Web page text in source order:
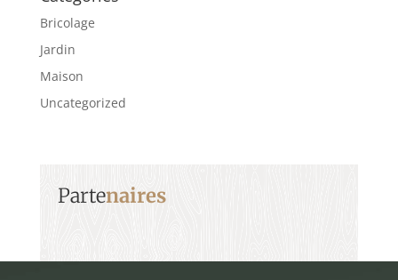
Bricolage
Jardin
Maison
Uncategorized
Partenaires